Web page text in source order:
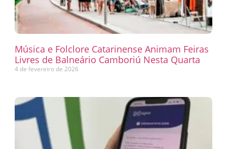
Música e Folclore Catarinense Animam Feiras
Livres de Balneário Camboriú Nesta Quarta
4 de fevereiro de 2026